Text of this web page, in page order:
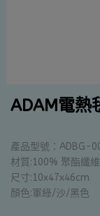
ADAM電熱
產品型號：ADBG-
材質:100% 聚酯纖維
尺寸:10x47x46cm
顏色:軍綠/沙/黑色